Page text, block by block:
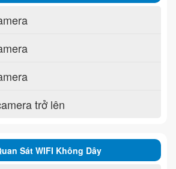
trở lên
Sát WIFI Không Dây